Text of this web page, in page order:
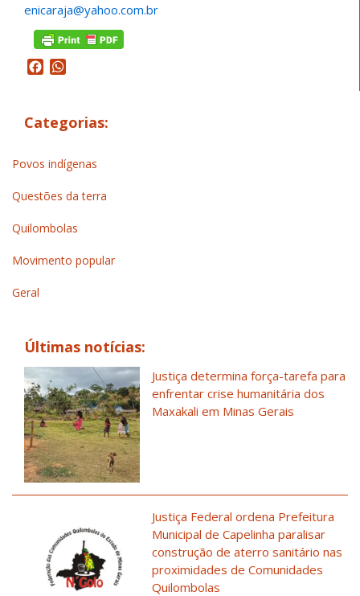
enicaraja@yahoo.com.br
Facebook
Categorias:
Povos indígenas
Questões da terra
Quilombolas
Movimento popular
Geral
Últimas notícias:
Justiça determina força-tarefa para
enfrentar crise humanitária dos
Maxakali em Minas Gerais
Justiça Federal ordena Prefeitura
Municipal de Capelinha paralisar
construção de aterro sanitário nas
proximidades de Comunidades
Quilombolas